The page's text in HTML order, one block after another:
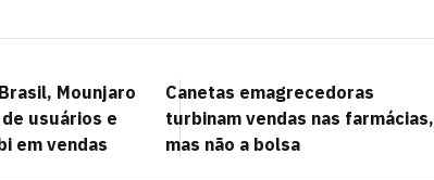
Mounjaro
usuários e
em vendas
Canetas emagrecedoras
turbinam vendas nas farmácias,
mas não a bolsa